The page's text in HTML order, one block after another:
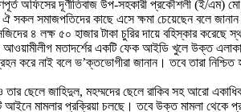
অফিসের দূর্ণীতিবাজ উপ-সহকারী প্রকৌশলী (ই/এম)
সকল সমাজপতিদের কাছে এসে ক্ষমা চেয়েছেন বলে জানান
৪ লক্ষ ৫০ হাজার টাকা চুরির দায়ে বহিস্কার করেছে
মতাদর্শের একটি ফেক আইডি খুলে উক্ত
করে নাই বলে ভ’ক্তভোগীরা জানান। তবে তারা
ছেলে জাহিদুল, মহম্মদের ছেলে রাকিব সহ আরো
আইনে মামলার প্রক্রিয়া চলছে। তবে উক্ত মামলা থেকে